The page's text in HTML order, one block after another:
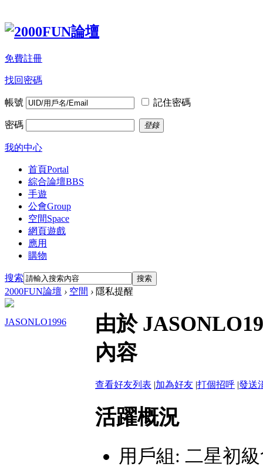
免費註冊
找回密碼
帳號 記住密碼
密碼 登錄
我的中心
首頁Portal
綜合論壇BBS
手遊
公會Group
空間Space
網頁遊戲
應用
購物
搜索 搜索
2000FUN論壇 › 空間 › 隱私提醒
JASONLO1996
由於
內容
查看好友列表 |加為好友 |打個招呼 |發送
活躍概況
用戶組: 二星初